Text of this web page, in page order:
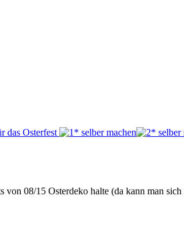
08/15 Osterdeko halte (da kann man